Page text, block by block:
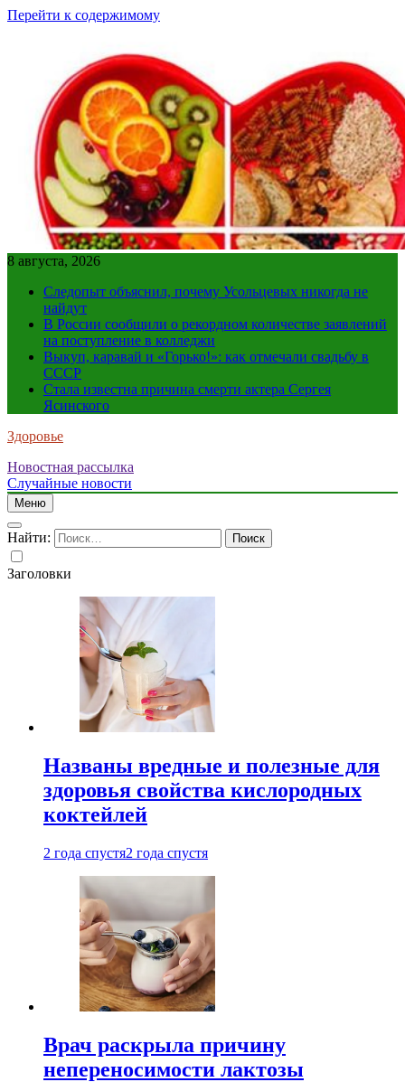
Перейти к содержимому
8 августа, 2026
Следопыт объяснил, почему Усольцевых никогда не
найдут
В России сообщили о рекордном количестве заявлений
на поступление в колледжи
Выкуп, каравай и «Горько!»: как отмечали свадьбу в
СССР
Стала известна причина смерти актера Сергея
Ясинского
Здоровье
Новостная рассылка
Случайные новости
Меню
Найти:
Заголовки
Названы вредные и полезные для
здоровья свойства кислородных
коктейлей
2 года спустя2 года спустя
Врач раскрыла причину
непереносимости лактозы